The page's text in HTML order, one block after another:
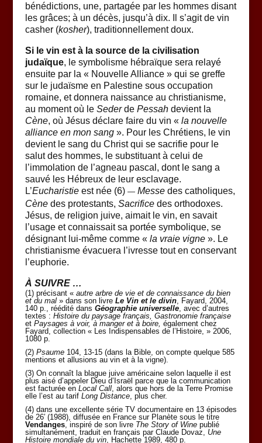
bénédictions, une, partagée par les hommes disant
les grâces; à un décès, jusqu’à dix. Il s’agit de vin
casher (kosher), traditionnellement doux.
Si le vin est à la source de la civilisation
judaïque, le symbolisme hébraïque sera relayé
ensuite par la « Nouvelle Alliance » qui se greffe
sur le judaïsme en Palestine sous occupation
romaine, et donnera naissance au christianisme,
au moment où le Sederde Pessahdevient la
Cène, où Jésus déclare faire du vin « la nouvelle
alliance en mon sang». Pour les Chrétiens, le vin
devient le sang du Christ qui se sacrifie pour le
salut des hommes, le substituant à celui de
l’immolation de l’agneau pascal, dont le sang a
sauvé les Hébreux de leur esclavage.
L’Eucharistieest née (6) — Messedes catholiques,
Cènedes protestants, Sacrificedes orthodoxes.
Jésus, de religion juive, aimait le vin, en savait
l’usage et connaissait sa portée symbolique, se
désignant lui-même comme « la vraie vigne ». Le
christianisme évacuera l’ivresse tout en conservant
l’euphorie.
À SUIVRE …
(1) précisant « autre arbre de vie et de connaissance du bien
et du mal» dans son livre Le Vin et le divin, Fayard, 2004,
140 p., réédité dans Géographie universelle, avec d’autres
textes : Histoire du paysage français, Gastronomie française
et Paysages à voir, à manger et à boire, également chez
Fayard, collection « Les Indispensables de l’Histoire, » 2006,
1080 p.
(2) Psaume104, 13-15 (dans la Bible, on compte quelque 585
mentions et allusions au vin et à la vigne).
(3) On connaît la blague juive américaine selon laquelle il est
plus aisé d’appeler Dieu d’Israël parce que la communication
est facturée en Local Call, alors que hors de la Terre Promise
elle l’est au tarif Long Distance, plus cher.
(4) dans une excellente série TV documentaire en 13 épisodes
de 26′ (1988), diffusée en France sur Planète sous le titre
Vendanges, inspiré de son livre The Story of Winepublié
simultanément, traduit en français par Claude Dovaz, Une
Histoire mondiale du vin, Hachette 1989, 480 p.